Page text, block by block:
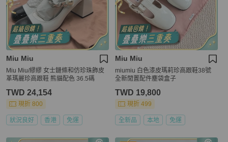
Miu Miu
Miu Miu/繆繆 女士鏈條和仿珍珠飾皮
革瑪麗珍高跟鞋 熊貓配色 36.5碼
TWD 24,154
現折 800
狀況良好 香港 免運
Miu Miu
miumiu 白色漆皮瑪莉珍高跟鞋38號
全新閒置配件塵袋盒子
TWD 19,800
現折 499
全新品 本地 免運